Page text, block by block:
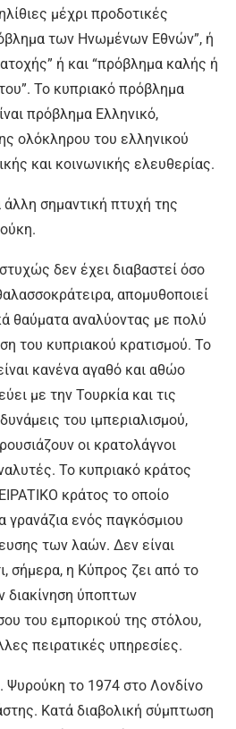
μέχρι προδοτικές
των Ηνωμένων Εθνών”, ή
ή και “πρόβλημα καλής ή
Το κυπριακό πρόβλημα
πρόβλημα Ελληνικό,
ολόκληρου του ελληνικού
και κοινωνικής ελευθερίας.
άλλη σημαντική πτυχή της
δεν έχει διαβαστεί όσο
απομυθοποιεί
θαύματα αναλύοντας με πολύ
του κυπριακού κρατισμού. Το
κανένα αγαθό και αθώο
με την Τουρκία και τις
του ιμπεριαλισμού,
οι κρατολάγνοι
Το κυπριακό κράτος
κράτος το οποίο
γρανάζια ενός παγκόσμιου
των λαών. Δεν είναι
σήμερα, η Κύπρος ζει από το
διακίνηση ύποπτων
του εμπορικού της στόλου,
πειρατικές υπηρεσίες.
Ψυρούκη το 1974 στο Λονδίνο
Κατά διαβολική σύμπτωση